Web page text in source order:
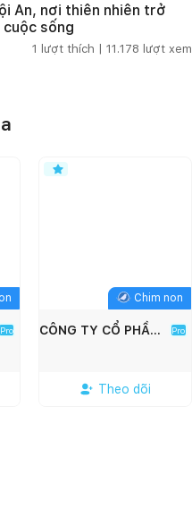
An, nơi thiên nhiên trở
cuộc sống
1 lượt thích | 11.178 lượt xem
Pro
Chim non
CÔNG TY CỔ PHẦN KIẾN TRÚC XÂY DỰNG SONG PHÁT Pro
Theo dõi